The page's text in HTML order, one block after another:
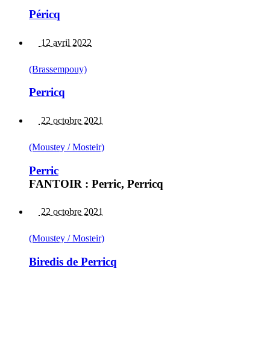
Péricq
12 avril 2022
(Brassempouy)
Perricq
22 octobre 2021
(Moustey / Mosteir)
Perric
FANTOIR : Perric, Perricq
22 octobre 2021
(Moustey / Mosteir)
Biredis de Perricq